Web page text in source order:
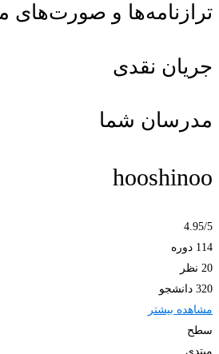
ترازنامه‌ها و صورت‌های
جریان نقدی
مدرسان شما
hooshinoo
4.95/5
114 دوره
20 نظر
320 دانشجو
مشاهده بیشتر
سطح
مبتدی